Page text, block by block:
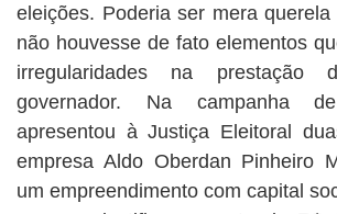
eleições. Poderia ser mera
não houvesse de fato elementos
irregularidades na prestação
governador. Na campanha
apresentou à Justiça Eleitoral
empresa Aldo Oberdan Pinheiro
um empreendimento com capital